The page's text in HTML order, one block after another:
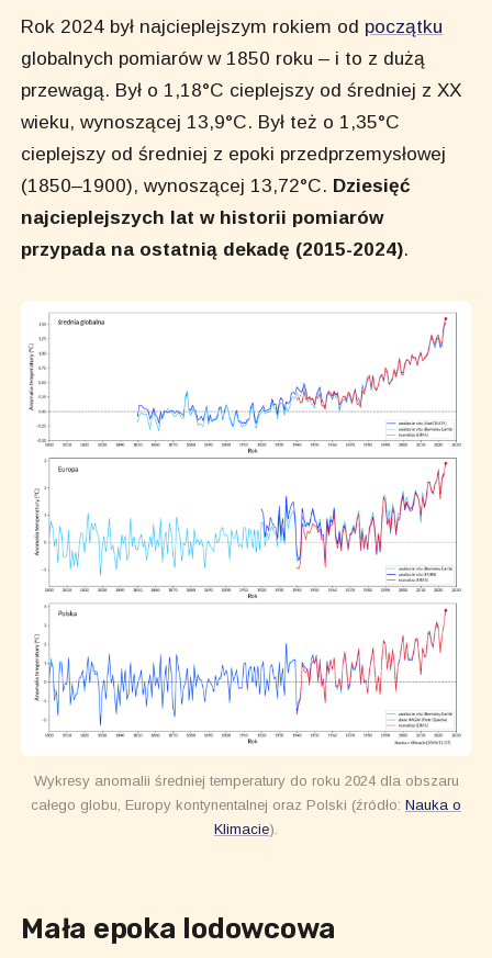
Rok 2024 był najcieplejszym rokiem od początku
globalnych pomiarów w 1850 roku – i to z dużą
przewagą. Był o 1,18°C cieplejszy od średniej z XX
wieku, wynoszącej 13,9°C. Był też o 1,35°C
cieplejszy od średniej z epoki przedprzemysłowej
(1850–1900), wynoszącej 13,72°C. Dziesięć
najcieplejszych lat w historii pomiarów
przypada na ostatnią dekadę (2015-2024).
Wykresy anomalii średniej temperatury do roku 2024 dla obszaru
całego globu, Europy kontynentalnej oraz Polski (źródło: Nauka o
Klimacie).
Mała epoka lodowcowa